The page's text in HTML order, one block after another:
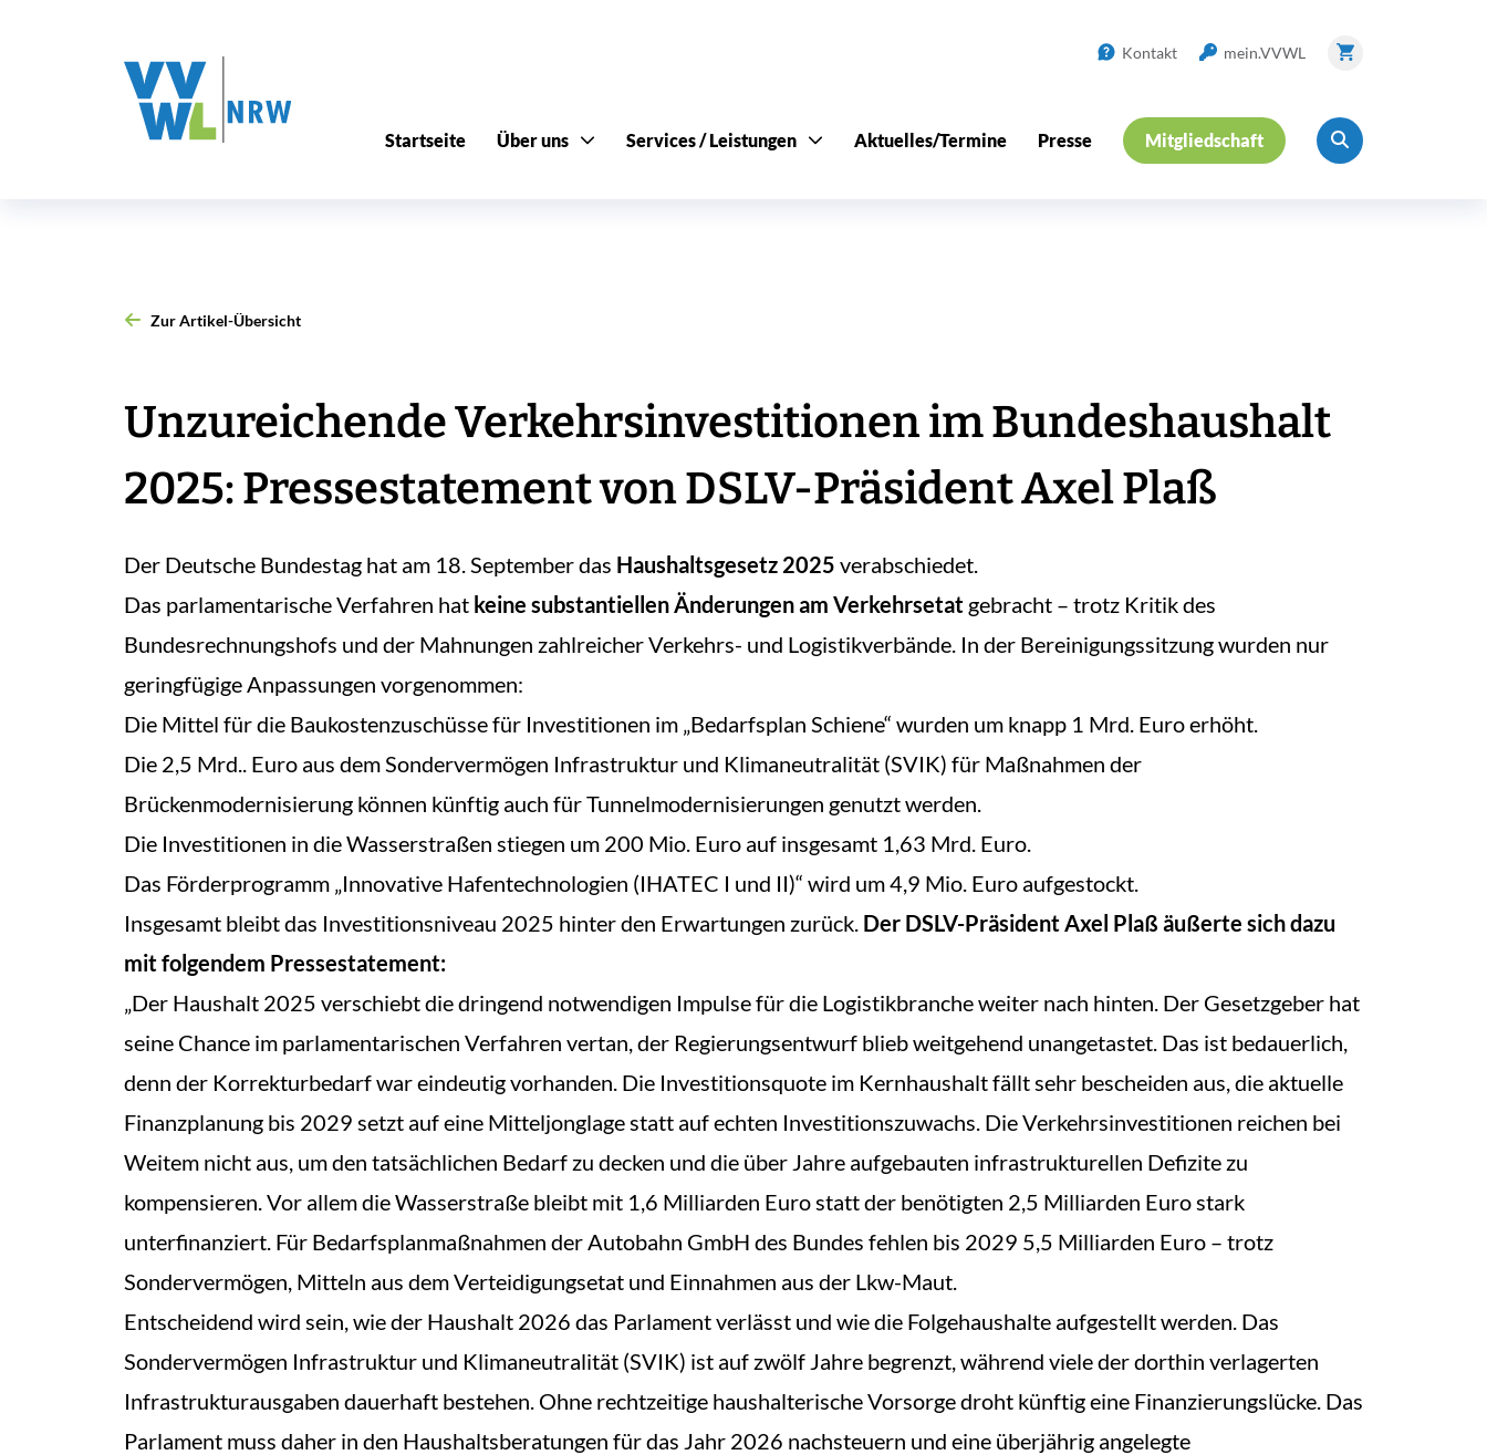
Kontakt mein.VVWL
Startseite Über uns Services / Leistungen Aktuelles/Termine Presse Mitgliedschaft
Zur Artikel-Übersicht
Unzureichende Verkehrsinvestitionen im Bundeshaushalt
2025: Pressestatement von DSLV-Präsident Axel Plaß
Der Deutsche Bundestag hat am 18. September das Haushaltsgesetz 2025 verabschiedet.
Das parlamentarische Verfahren hat keine substantiellen Änderungen am Verkehrsetat gebracht – trotz Kritik des
Bundesrechnungshofs und der Mahnungen zahlreicher Verkehrs- und Logistikverbände. In der Bereinigungssitzung wurden nur
geringfügige Anpassungen vorgenommen:
Die Mittel für die Baukostenzuschüsse für Investitionen im „Bedarfsplan Schiene“ wurden um knapp 1 Mrd. Euro erhöht.
Die 2,5 Mrd.. Euro aus dem Sondervermögen Infrastruktur und Klimaneutralität (SVIK) für Maßnahmen der
Brückenmodernisierung können künftig auch für Tunnelmodernisierungen genutzt werden.
Die Investitionen in die Wasserstraßen stiegen um 200 Mio. Euro auf insgesamt 1,63 Mrd. Euro.
Das Förderprogramm „Innovative Hafentechnologien (IHATEC I und II)“ wird um 4,9 Mio. Euro aufgestockt.
Insgesamt bleibt das Investitionsniveau 2025 hinter den Erwartungen zurück. Der DSLV-Präsident Axel Plaß äußerte sich dazu
mit folgendem Pressestatement:
„Der Haushalt 2025 verschiebt die dringend notwendigen Impulse für die Logistikbranche weiter nach hinten. Der Gesetzgeber hat
seine Chance im parlamentarischen Verfahren vertan, der Regierungsentwurf blieb weitgehend unangetastet. Das ist bedauerlich,
denn der Korrekturbedarf war eindeutig vorhanden. Die Investitionsquote im Kernhaushalt fällt sehr bescheiden aus, die aktuelle
Finanzplanung bis 2029 setzt auf eine Mitteljonglage statt auf echten Investitionszuwachs. Die Verkehrsinvestitionen reichen bei
Weitem nicht aus, um den tatsächlichen Bedarf zu decken und die über Jahre aufgebauten infrastrukturellen Defizite zu
kompensieren. Vor allem die Wasserstraße bleibt mit 1,6 Milliarden Euro statt der benötigten 2,5 Milliarden Euro stark
unterfinanziert. Für Bedarfsplanmaßnahmen der Autobahn GmbH des Bundes fehlen bis 2029 5,5 Milliarden Euro – trotz
Sondervermögen, Mitteln aus dem Verteidigungsetat und Einnahmen aus der Lkw-Maut.
Entscheidend wird sein, wie der Haushalt 2026 das Parlament verlässt und wie die Folgehaushalte aufgestellt werden. Das
Sondervermögen Infrastruktur und Klimaneutralität (SVIK) ist auf zwölf Jahre begrenzt, während viele der dorthin verlagerten
Infrastrukturausgaben dauerhaft bestehen. Ohne rechtzeitige haushalterische Vorsorge droht künftig eine Finanzierungslücke. Das
Parlament muss daher in den Haushaltsberatungen für das Jahr 2026 nachsteuern und eine überjährig angelegte